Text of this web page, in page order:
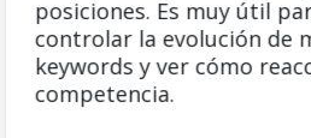
posiciones. Es muy útil para
controlar la evolución de mis
keywords y ver cómo
competencia.